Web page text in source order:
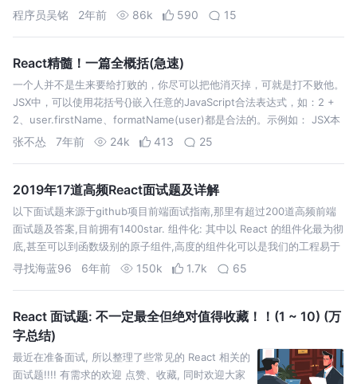
程序员吴铭 2年前 86k 590 15
React精髓！一篇全概括(急速)
一个人并不是生来要给打败的，你尽可以把他消灭掉，可就是打不败他。
JSX中，可以使用花括号{}嵌入任意的JavaScript合法表达式，如：2 +
2、user.firstName、formatName(user)都是合法的。示例如： JSX本
身也是一种表达式，所以它可以像其他…
张不怂 7年前 24k 413 25
2019年17道高频React面试题及详解
以下面试题来源于github项目前端面试指南,那里有超过200道高频前端
面试题及答案,目前拥有1400star. 组件化: 其中以 React 的组件化最为彻
底,甚至可以到函数级别的原子组件,高度的组件化可以是我们的工程易于
维护、易于组合拓展。 天然分层: JQuery 时代的…
寻找海蓝96 6年前 150k 1.7k 65
React 面试题: 不一定最全但绝对值得收藏！！(1 ~ 10) (万
字总结)
最近在准备面试, 所以整理了些常见的 React 相关的
面试题!!!! 有需求的欢迎 点赞、收藏, 同时欢迎大家